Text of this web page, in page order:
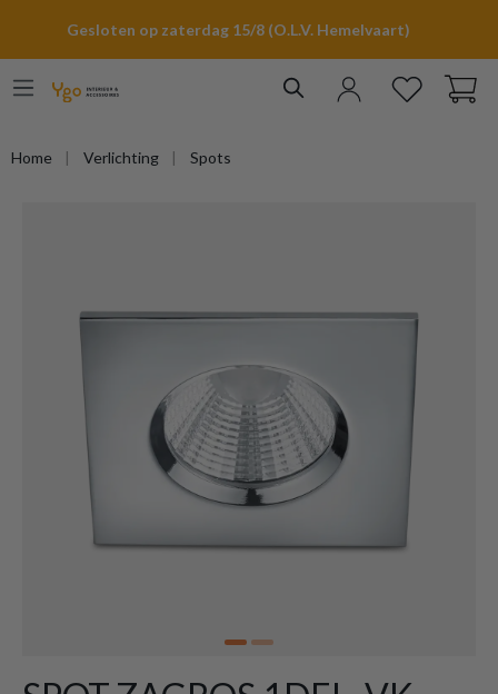
Gesloten op zaterdag 15/8 (O.L.V. Hemelvaart)
Home Verlichting Spots